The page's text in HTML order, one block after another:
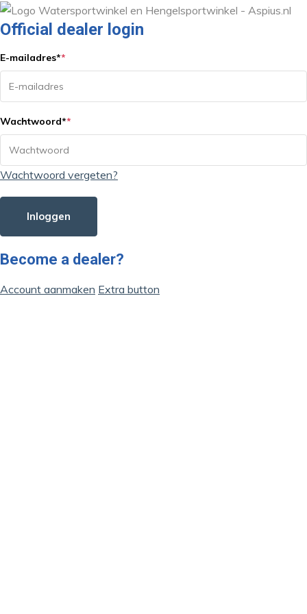
Official dealer login
E-mailadres**
Wachtwoord**
Wachtwoord vergeten?
Inloggen
Become a dealer?
Account aanmaken Extra button